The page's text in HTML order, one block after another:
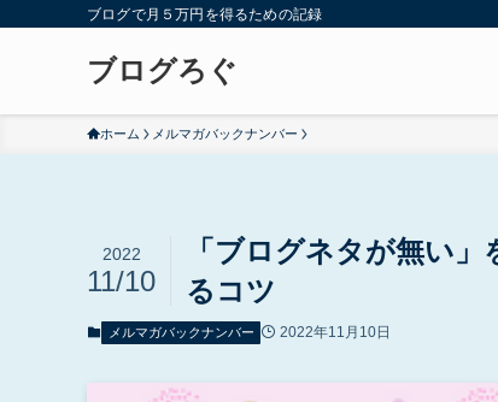
ブログで月５万円を得るための記録
ブログろぐ
ホーム メルマガバックナンバー
「ブログネタが無い
るコツ
2022
11/10
メルマガバックナンバー 2022年11月10日